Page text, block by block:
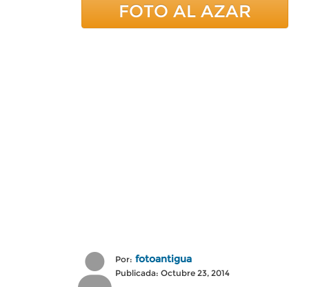
FOTO AL AZAR
Por: fotoantigua
Publicada: Octubre 23, 2014